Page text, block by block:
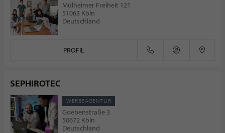
Mülheimer Freiheit 121
51063 Köln
Deutschland
PROFIL
SEPHIROTEC
WERBEAGENTUR
Goebenstraße 3
50672 Köln
Deutschland